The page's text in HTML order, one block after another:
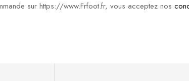
sur https://www.Frfoot.fr, vous acceptez nos